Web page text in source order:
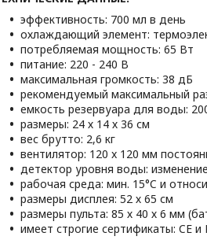
эффективность: 700 мл в день
охлаждающий элемент:
потребляемая мощность: 65 Вт
питание: 220 - 240 В
максимальная громкость: 38 дБ
рекомендуемый максимальный
емкость резервуара для воды:
размеры: 24 х 14 х 36 см
вес брутто: 2,6 кг
вентилятор: 120 x 120 мм
детектор уровня воды:
рабочая среда: мин. 15°C и
размеры дисплея: 52 х 65 см
размеры пульта: 85 х 40 х 6 мм
имеет строгие сертификаты: CE и